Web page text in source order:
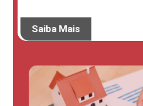
Saiba Mais